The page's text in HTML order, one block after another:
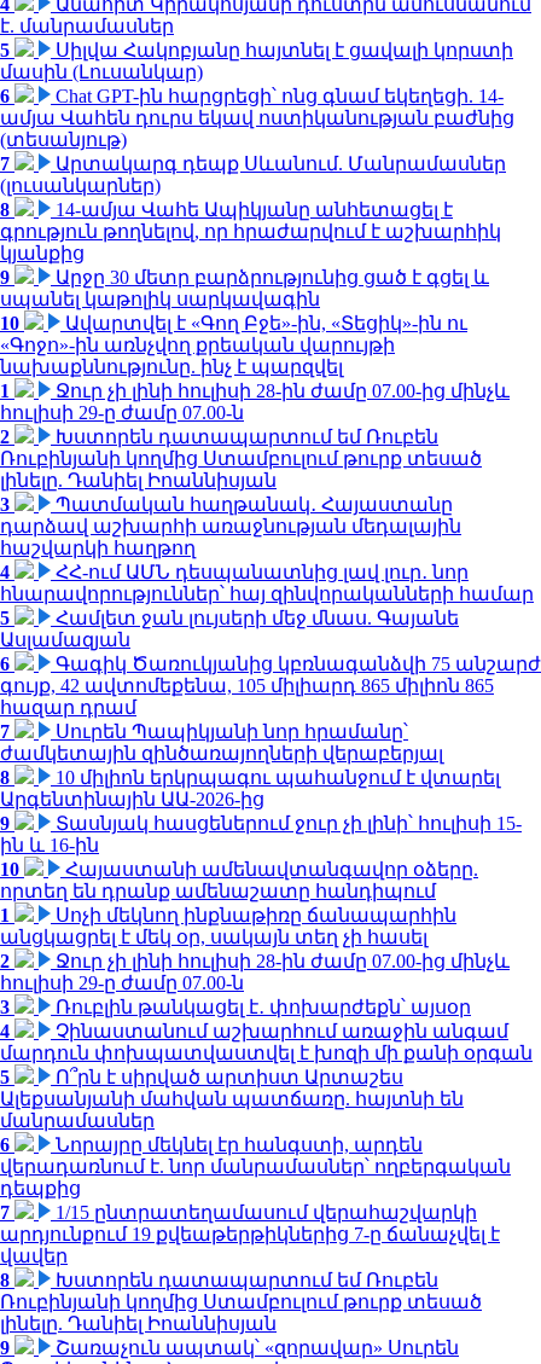
է. մանրամասներ
5
Սիլվա Հակոբյանը հայտնել է ցավալի կորստի
մասին (Լուսանկար)
6
Chat GPT-ին հարցրեցի՝ ոնց գնամ եկեղեցի. 14-
ամյա Վահեն դուրս եկավ ոստիկանության բաժնից
(տեսանյութ)
7
Արտակարգ դեպք Սևանում. Մանրամասներ
(լուսանկարներ)
8
14-ամյա Վահե Ապիկյանը անհետացել է
գրություն թողնելով, որ հրաժարվում է աշխարհիկ
կյանքից
9
Արջը 30 մետր բարձրությունից ցած է գցել և
սպանել կաթոլիկ սարկավագին
10
Ավարտվել է «Գող Բջե»-ին, «Տեցիկ»-ին ու
«Գոջո»-ին առնչվող քրեական վարույթի
նախաքննությունը. ինչ է պարզվել
1
Ջուր չի լինի հուլիսի 28-ին ժամը 07.00-ից մինչև
հուլիսի 29-ը ժամը 07.00-ն
2
Խստորեն դատապարտում եմ Ռուբեն
Ռուբինյանի կողմից Ստամբուլում թուրք տեսած
լինելը. Դանիել Իոաննիսյան
3
Պատմական հաղթանակ․ Հայաստանը
դարձավ աշխարհի առաջնության մեդալային
հաշվարկի հաղթող
4
ՀՀ-ում ԱՄՆ դեսպանատնից լավ լուր․ նոր
հնարավորություններ՝ հայ զինվորականների համար
5
Համլետ ջան լույսերի մեջ մնաս. Գայանե
Ասլամազյան
6
Գագիկ Ծառուկյանից կբռնագանձվի 75 անշարժ
գույք, 42 ավտոմեքենա, 105 միլիարդ 865 միլիոն 865
հազար դրամ
7
Սուրեն Պապիկյանի նոր հրամանը՝
ժամկետային զինծառայողների վերաբերյալ
8
10 միլիոն երկրպագու պահանջում է վտարել
Արգենտինային ԱԱ-2026-ից
9
Տասնյակ հասցեներում ջուր չի լինի՝ հուլիսի 15-
ին և 16-ին
10
Հայաստանի ամենավտանգավոր օձերը.
որտեղ են դրանք ամենաշատը հանդիպում
1
Սոչի մեկնող ինքնաթիռը ճանապարհին
անցկացրել է մեկ օր, սակայն տեղ չի հասել
2
Ջուր չի լինի հուլիսի 28-ին ժամը 07.00-ից մինչև
հուլիսի 29-ը ժամը 07.00-ն
3
Ռուբլին թանկացել է․ փոխարժեքն՝ այսօր
4
Չինաստանում աշխարհում առաջին անգամ
մարդուն փոխպատվաստվել է խոզի մի քանի օրգան
5
Ո՞րն է սիրված արտիստ Արտաշես
Ալեքսանյանի մահվան պատճառը. հայտնի են
մանրամասներ
6
Նորայրը մեկնել էր հանգստի, արդեն
վերադառնում է. նոր մանրամասներ՝ ողբերգական
դեպքից
7
1/15 ընտրատեղամասում վերահաշվարկի
արդյունքում 19 քվեաթերթիկներից 7-ը ճանաչվել է
վավեր
8
Խստորեն դատապարտում եմ Ռուբեն
Ռուբինյանի կողմից Ստամբուլում թուրք տեսած
լինելը. Դանիել Իոաննիսյան
9
Շառաչուն ապտակ՝ «զորավար» Սուրեն